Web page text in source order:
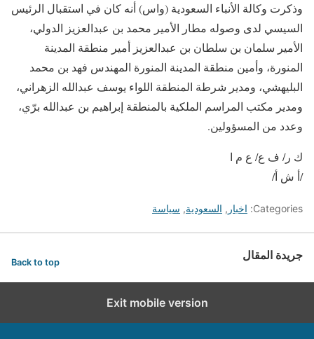
وذكرت وكالة الأنباء السعودية (واس) أنه كان في استقبال الرئيس
السيسي لدى وصوله مطار الأمير محمد بن عبدالعزيز الدولي،
الأمير سلمان بن سلطان بن عبدالعزيز أمير منطقة المدينة
المنورة، وأمين منطقة المدينة المنورة المهندس فهد بن محمد
البليهشي، ومدير شرطة المنطقة اللواء يوسف عبدالله الزهراني،
ومدير مكتب المراسم الملكية بالمنطقة إبراهيم بن عبدالله برّي،
وعدد من المسؤولين.
ك ر/ ف ع/ ع م ا
/أ ش أ/
Categories: اخبار , السعودية, سياسة
جريدة المقال Back to top
Exit mobile version